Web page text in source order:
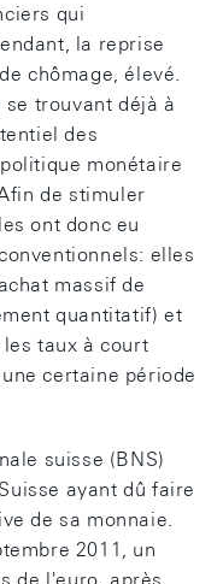
qui
la reprise
chômage, élevé.
trouvant déjà à
des
monétaire
de stimuler
ont donc eu
elles
massif de
quantitatif) et
taux à court
certaine période
suisse (BNS)
ayant dû faire
de sa monnaie.
2011, un